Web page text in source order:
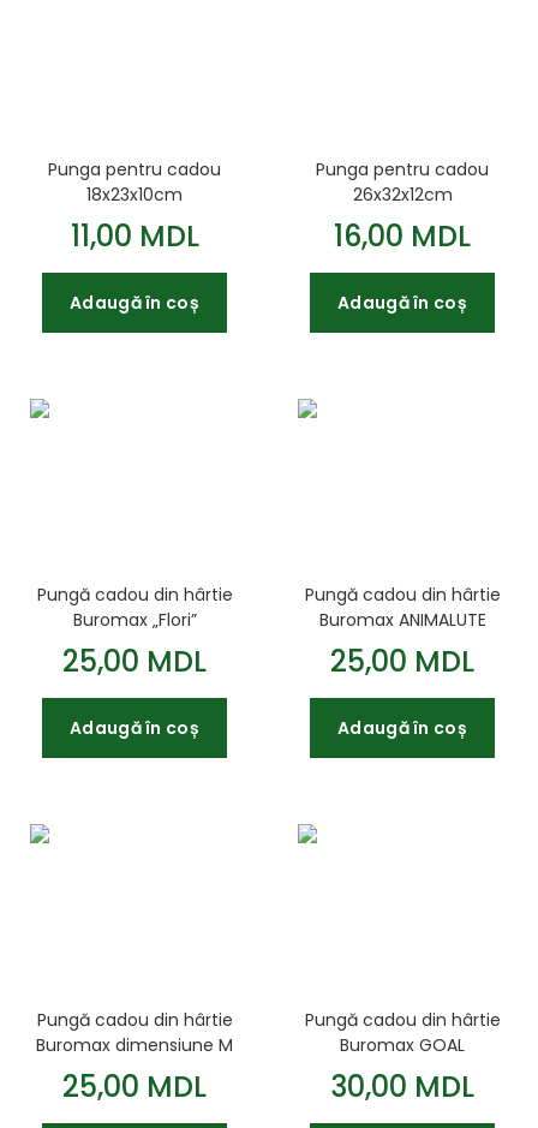
Punga pentru cadou
18x23x10cm
11,00 MDL
Adaugă în coș
Punga pentru cadou
26x32x12cm
16,00 MDL
Adaugă în coș
Pungă cadou din hârtie
Buromax „Flori”
dimensiune M –
26x32x10 cm
25,00 MDL
Adaugă în coș
Pungă cadou din hârtie
Buromax ANIMALUTE
dimensiune M –
26x32x10 cm
25,00 MDL
Adaugă în coș
Pungă cadou din hârtie
Buromax dimensiune M
– 26x32x10 cm
25,00 MDL
Pungă cadou din hârtie
Buromax GOAL
dimensiune L – 31x42x12
cm
30,00 MDL